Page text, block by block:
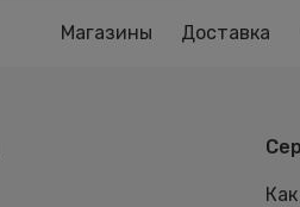
Магазины Доставка